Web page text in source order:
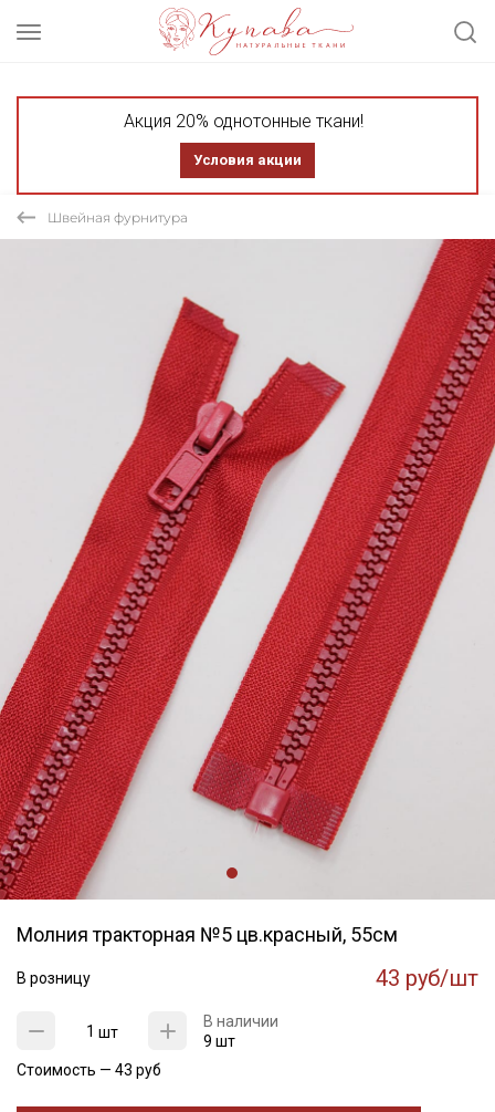
Акция 20% однотонные ткани!
Условия акции
Швейная фурнитура
Молния тракторная №5 цв.красный, 55см
В розницу 43 руб/шт
шт
В наличии
9 шт
Стоимость — 43 руб